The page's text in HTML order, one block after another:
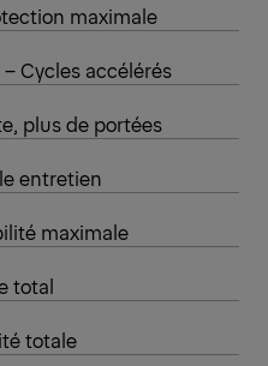
maximale
Cycles accélérés
plus de portées
entretien
maximale
total
totale